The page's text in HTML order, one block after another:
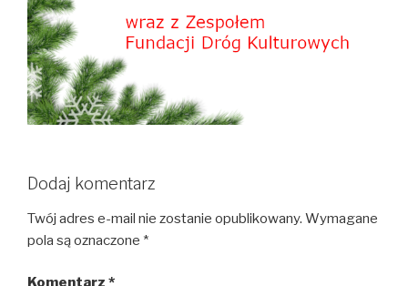
Dodaj komentarz
Twój adres e-mail nie zostanie opublikowany. Wymagane
pola są oznaczone *
Komentarz *